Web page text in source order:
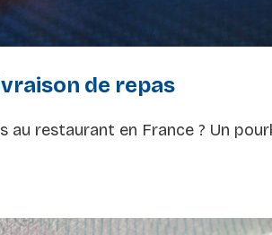
de repas
au restaurant en France ? Un